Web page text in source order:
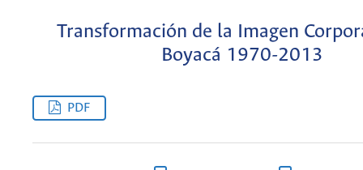
Transformación de la Imagen
Boyacá 1970-2013
PDF